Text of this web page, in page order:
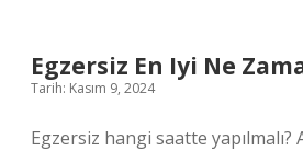
Egzersiz En Iyi Ne
Tarih: Kasım 9, 2024
Egzersiz hangi saatte